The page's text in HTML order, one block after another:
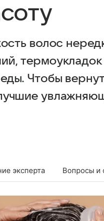
волос
термоукладок
Чтобы
эксперта Вопросы и